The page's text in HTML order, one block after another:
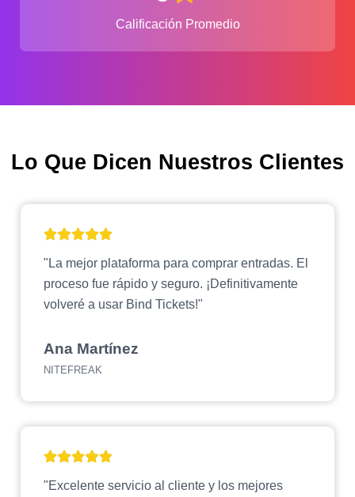
Calificación Promedio
Lo Que Dicen Nuestros Clientes
"La mejor plataforma para comprar entradas. El
proceso fue rápido y seguro. ¡Definitivamente
volveré a usar Bind Tickets!"
Ana Martínez
NITEFREAK
"Excelente servicio al cliente y los mejores